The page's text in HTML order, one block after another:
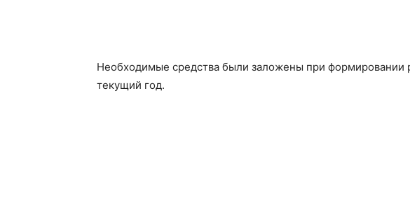
Необходимые средства были заложены при формировании
текущий год.